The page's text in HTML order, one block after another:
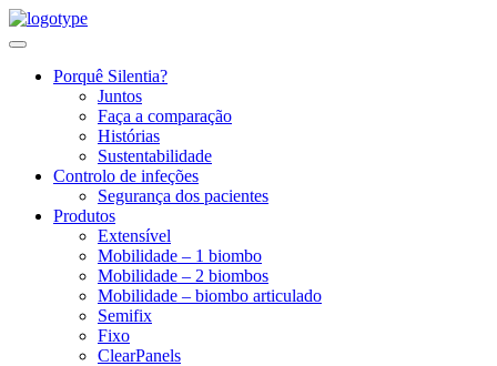
Skip
to
Porquê Silentia?
Juntos
Faça a comparação
Histórias
Sustentabilidade
Controlo de infeções
Segurança dos pacientes
Produtos
Extensível
Mobilidade – 1 biombo
Mobilidade – 2 biombos
Mobilidade – biombo articulado
Semifix
Fixo
ClearPanels